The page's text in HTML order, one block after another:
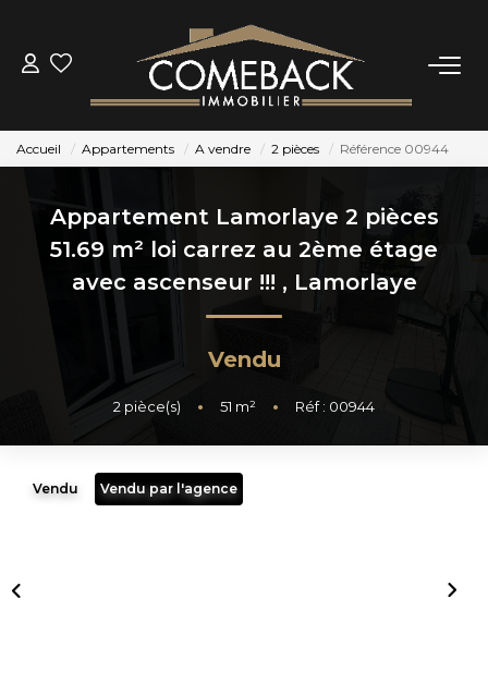
ACHETER
LOUER
ESTIMER
BIENS VENDUS
Accueil Appartements A vendre 2 pièces Référence 00944
Appartement Lamorlaye 2 pièces
51.69 m² loi carrez au 2ème étage
avec ascenseur !!! , Lamorlaye
Vendu
2 pièce(s) • 51 m² • Réf : 00944
Vendu Vendu par l'agence